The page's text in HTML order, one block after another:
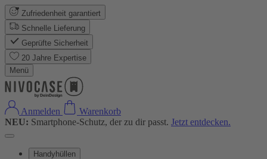
Zufriedenheit garantiert
Schnelle Lieferung
Geprüfte Sicherheit
20 Jahre Expertise
Menü
Anmelden
Warenkorb
NEU: Smartphone-Schutz, der zu dir passt. Jetzt entdecken.
Handyhüllen